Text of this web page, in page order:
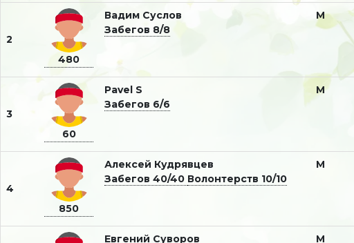
2
480
Вадим Суслов
Забегов 8/8
М
3
60
Pavel S
Забегов 6/6
М
4
850
Алексей Кудрявцев
Забегов 40/40 Волонтерств 10/10
М
Евгений Суворов М